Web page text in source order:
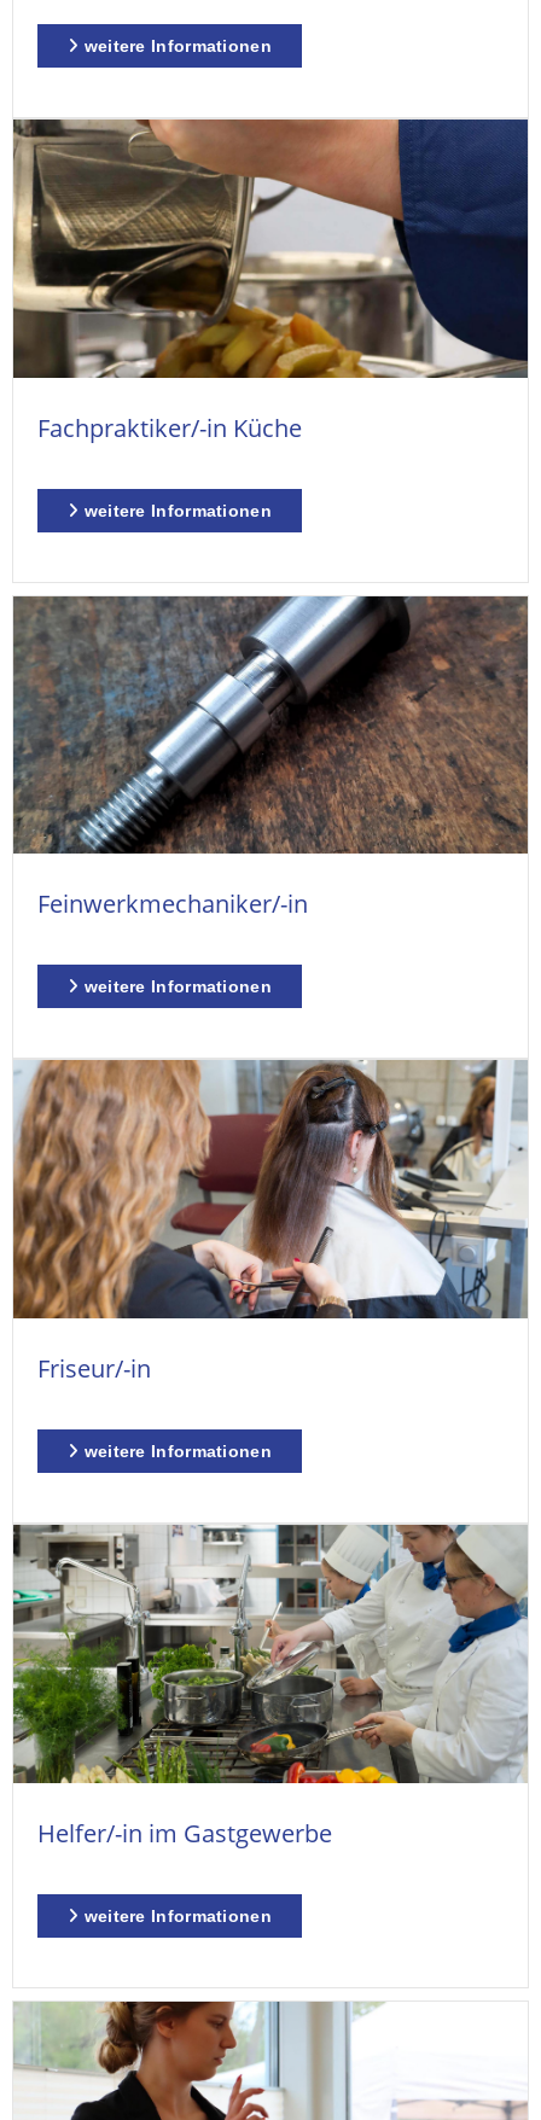
weitere Informationen
Fachpraktiker/-in Küche
weitere Informationen
Feinwerkmechaniker/-in
weitere Informationen
Friseur/-in
weitere Informationen
Helfer/-in im Gastgewerbe
weitere Informationen